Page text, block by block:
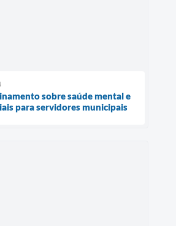
sobre saúde mental e
para servidores municipais